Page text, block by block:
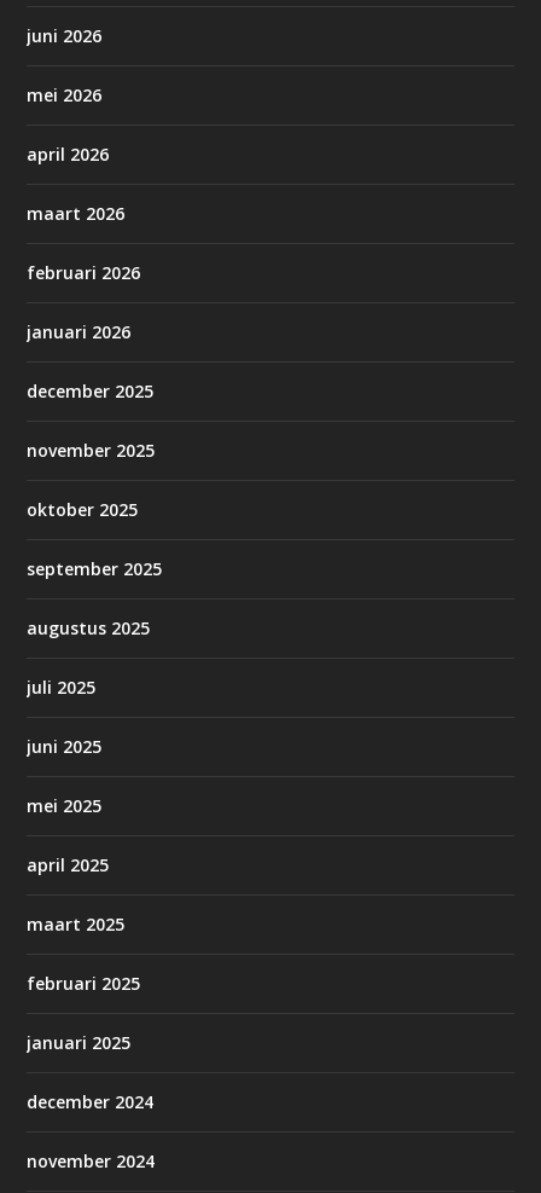
juni 2026
mei 2026
april 2026
maart 2026
februari 2026
januari 2026
december 2025
november 2025
oktober 2025
september 2025
augustus 2025
juli 2025
juni 2025
mei 2025
april 2025
maart 2025
februari 2025
januari 2025
december 2024
november 2024